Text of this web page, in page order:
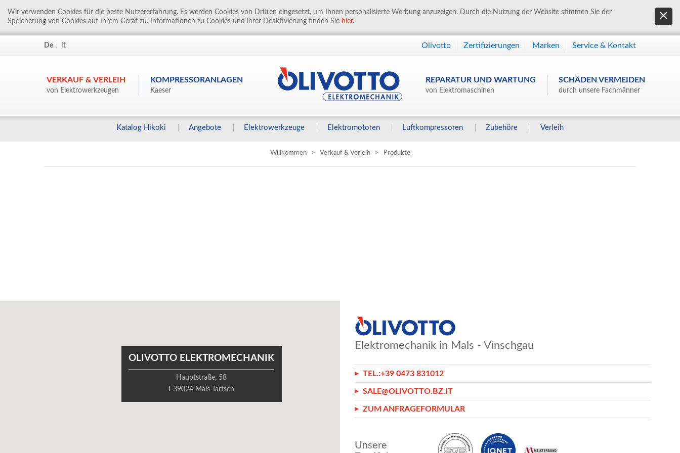
Wir verwenden Cookies für die beste Nutzererfahrung. Es werden Cookies von Dritten eingesetzt, um Ihnen personalisierte Werbung anzuzeigen. Durch die Nutzung der Website stimmen Sie der
Speicherung von Cookies auf Ihrem Gerät zu. Informationen zu Cookies und ihrer Deaktivierung finden Sie hier.
De . It
VERKAUF & VERLEIH
von Elektrowerkzeugen
Katalog Hikoki Angebote Elektrowerkzeuge Elektromotoren Luftkompressoren Zubehöre Verleih
KOMPRESSORANLAGEN
Kaeser
REPARATUR UND WARTUNG
von Elektromaschinen
SCHÄDEN VERMEIDEN
durch unsere Fachmänner
Olivotto Zertifizierungen Marken Service & Kontakt
Willkommen > Verkauf & Verleih > Produkte
OLIVOTTO ELEKTROMECHANIK
Hauptstraße, 58
I-39024 Mals-Tartsch
Elektromechanik in Mals - Vinschgau
TEL.:+39 0473 831012
SALE@OLIVOTTO.BZ.IT
ZUM ANFRAGEFORMULAR
Unsere